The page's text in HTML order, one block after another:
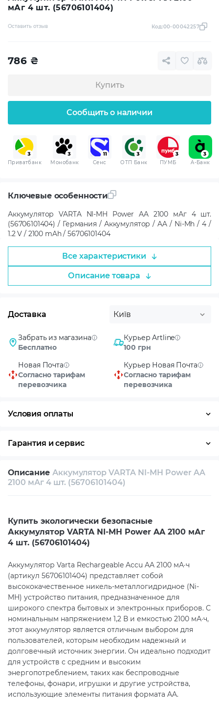
мАг 4 шт. (56706101404)
Оставить отзыв Код:00-00042257
786 ₴
Купить
Сообщить о наличии
Приватбанк Монобанк Сенс ОТП Банк ПУМБ A-Банк
Ключевые особенности
Аккумулятор VARTA NI-MH Power AA 2100 мАг 4 шт.
(56706101404) / Германия / Аккумулятор / AA / Ni-Mh / 4 /
1.2 V / 2100 mAh / 56706101404
Все характеристики
Описание товара
Доставка Київ
Забрать из магазина
Бесплатно
Курьер Artline
100 грн
Новая Почта
Согласно тарифам
перевозчика
Курьер Новая Почта
Согласно тарифам
перевозчика
Условия оплаты
Гарантия и сервис
Собственный сервисный центр
Описание Аккумулятор VARTA NI-MH Power AA
2100 мАг 4 шт. (56706101404)
Купить экологически безопасные
Аккумулятор VARTA NI-MH Power AA 2100 мАг
4 шт. (56706101404)
Аккумулятор Varta Rechargeable Accu AA 2100 мА·ч
(артикул 56706101404) представляет собой
высококачественное никель-металлогидридное (Ni-
MH) устройство питания, предназначенное для
широкого спектра бытовых и электронных приборов. С
номинальным напряжением 1,2 В и емкостью 2100 мА·ч,
этот аккумулятор является отличным выбором для
пользователей, которым необходим надежный и
долговечный источник энергии. Он идеально подходит
для устройств с средним и высоким
энергопотреблением, таких как беспроводные
телефоны, фонари, игрушки и другие устройства,
использующие элементы питания формата AA.